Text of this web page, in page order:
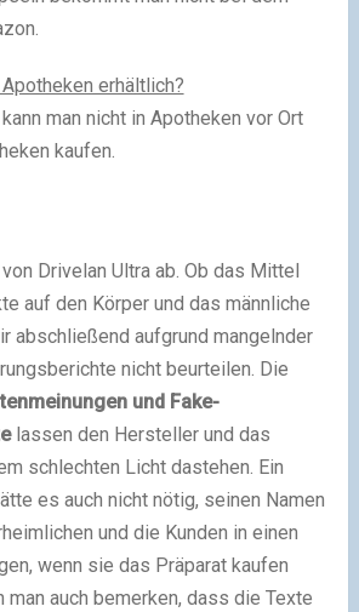
erhältlich?
man nicht in Apotheken vor Ort
kaufen.
Drivelan Ultra ab. Ob das Mittel
auf den Körper und das männliche
abschließend aufgrund mangelnder
nicht beurteilen. Die
und Fake-
lassen den Hersteller und das
schlechten Licht dastehen. Ein
es auch nicht nötig, seinen Namen
und die Kunden in einen
wenn sie das Präparat kaufen
man auch bemerken, dass die Texte